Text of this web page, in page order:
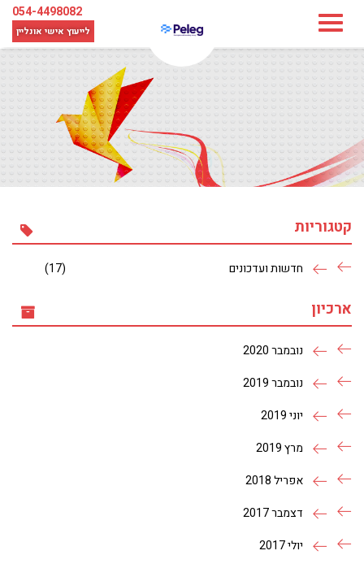
054-4498082
לייעוץ אישי אונליין
קטגוריות
חדשות ועדכונים (17)
ארכיון
נובמבר 2020
נובמבר 2019
יוני 2019
מרץ 2019
אפריל 2018
דצמבר 2017
יולי 2017